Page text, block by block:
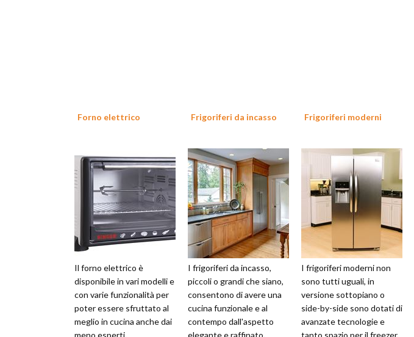
Forno elettrico
Il forno elettrico è
disponibile in vari modelli e
con varie funzionalità per
poter essere sfruttato al
meglio in cucina anche dai
meno esperti.
Frigoriferi da incasso
I frigoriferi da incasso,
piccoli o grandi che siano,
consentono di avere una
cucina funzionale e al
contempo dall'aspetto
elegante e raffinato.
Frigoriferi moderni
I frigoriferi moderni non
sono tutti uguali, in
versione sottopiano o
side-by-side sono dotati di
avanzate tecnologie e
tanto spazio per il freezer.